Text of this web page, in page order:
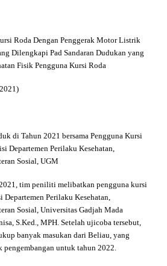
Roda Dengan Penggerak Motor Listrik
Dilengkapi Pad Sandaran Dudukan yang
Fisik Pengguna Kursi Roda
di Tahun 2021 bersama Pengguna Kursi
Departemen Perilaku Kesehatan,
Sosial, UGM
tim peniliti melibatkan pengguna kursi
Departemen Perilaku Kesehatan,
Sosial, Universitas Gadjah Mada
S.Ked., MPH. Setelah ujicoba tersebut,
banyak masukan dari Beliau, yang
pengembangan untuk tahun 2022.